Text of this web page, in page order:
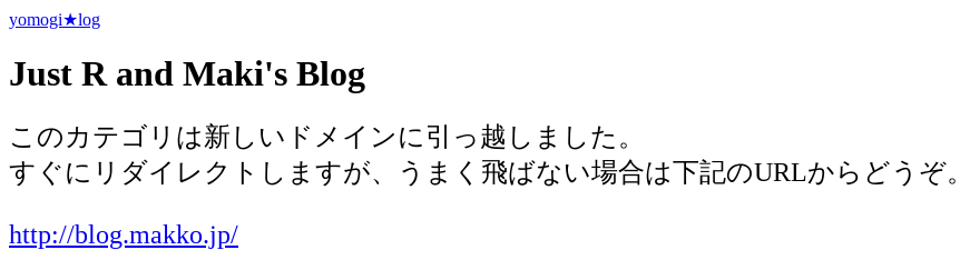
yomogi★log
Just R and Maki's Blog
このカテゴリは新しいドメインに引っ越しました。
すぐにリダイレクトしますが、うまく飛ばない場合は下記のURLからどうぞ。
http://blog.makko.jp/